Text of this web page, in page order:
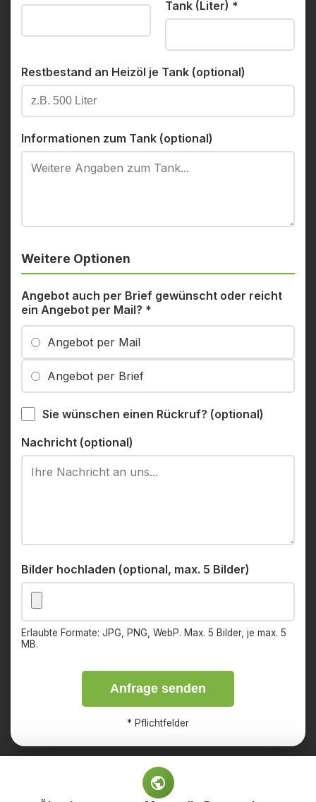
Tank (Liter) *
Restbestand an Heizöl je Tank (optional)
Informationen zum Tank (optional)
Weitere Optionen
Angebot auch per Brief gewünscht oder reicht
ein Angebot per Mail? *
Angebot per Mail
Angebot per Brief
Sie wünschen einen Rückruf? (optional)
Nachricht (optional)
Bilder hochladen (optional, max. 5 Bilder)
Erlaubte Formate: JPG, PNG, WebP. Max. 5 Bilder, je max. 5
MB.
Anfrage senden
* Pflichtfelder